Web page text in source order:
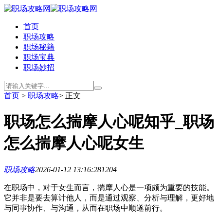
首页
职场攻略
职场秘籍
职场宝典
职场妙招
首页 > 职场攻略> 正文
职场怎么揣摩人心呢知乎_职场
怎么揣摩人心呢女生
职场攻略2026-01-12 13:16:281204
在职场中，对于女生而言，揣摩人心是一项颇为重要的技能。
它并非是要去算计他人，而是通过观察、分析与理解，更好地
与同事协作、与沟通，从而在职场中顺遂前行。